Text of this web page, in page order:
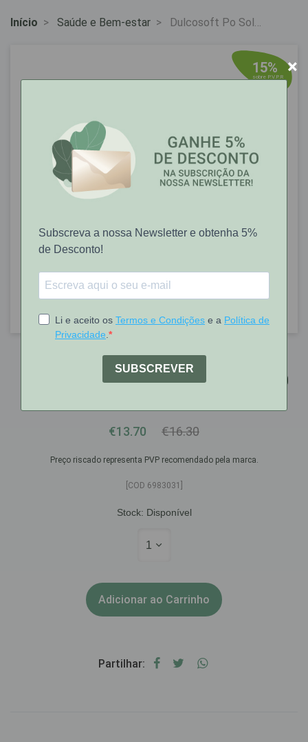
Início Saúde e Bem-estar
15%
sobre P.V.P.R
Dulcosoft Po Sol Oral Saq 10 G X 20
€13.70 €16.30
Preço riscado representa PVP recomendado pela marca.
[COD 6983031]
Stock: Disponível
1
Adicionar ao Carrinho
Partilhar:
×